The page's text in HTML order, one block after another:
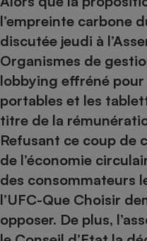
l’empreinte carbone
discutée jeudi à
Organismes de
lobbying effréné
portables et les
titre de la
Refusant ce coup de
de l’économie
des consommateurs
l’UFC-Que Choisir
opposer. De plus,
Choisir son fioul
Choisir son pellet
Comparateur
Energie Moins Chère
Tous les comparateurs
Toutes les cartes